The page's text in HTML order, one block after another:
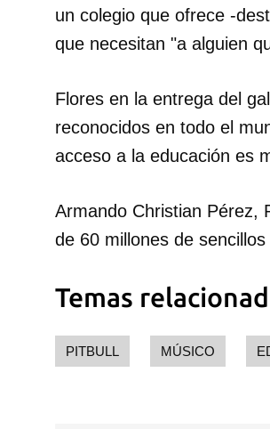
Para poder
cuenta de
un colegio que ofrece -
que necesitan "a alguien
Flores en la entrega del
reconocidos en todo el
acceso a la educación es
Armando Christian Pérez,
de 60 millones de
Temas
PITBULL MÚSICO